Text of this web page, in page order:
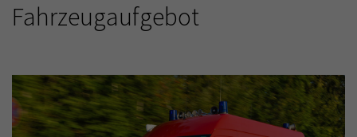
Fahrzeugaufgebot